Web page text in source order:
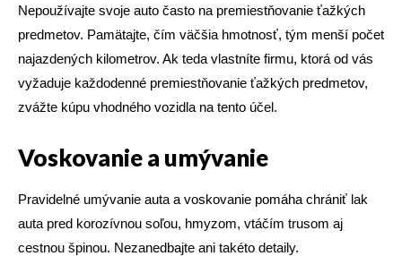
Nepoužívajte svoje auto často na premiestňovanie ťažkých
predmetov. Pamätajte, čím väčšia hmotnosť, tým menší počet
najazdených kilometrov. Ak teda vlastníte firmu, ktorá od vás
vyžaduje každodenné premiestňovanie ťažkých predmetov,
zvážte kúpu vhodného vozidla na tento účel.
Voskovanie a umývanie
Pravidelné umývanie auta a voskovanie pomáha chrániť lak
auta pred korozívnou soľou, hmyzom, vtáčím trusom aj
cestnou špinou. Nezanedbajte ani takéto detaily.